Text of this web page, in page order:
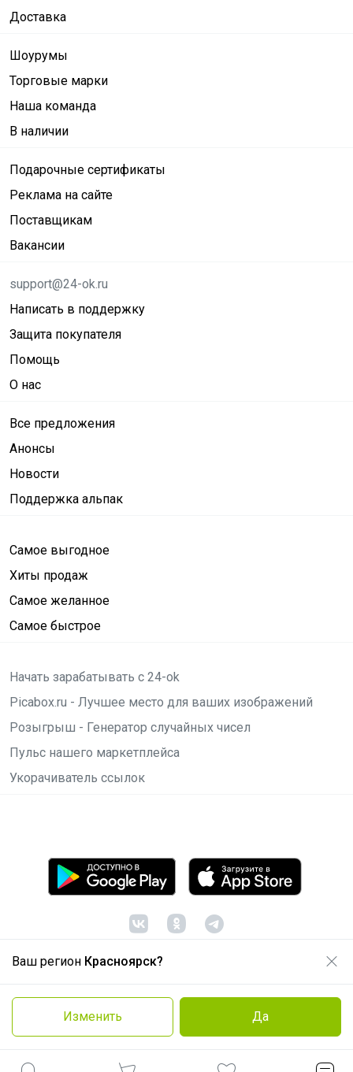
Ваш регион Красноярск?
Изменить Да
Доставка
Шоурумы
Торговые марки
Наша команда
В наличии
Подарочные сертификаты
Реклама на сайте
Поставщикам
Вакансии
support@24-ok.ru
Написать в поддержку
Защита покупателя
Помощь
О нас
Все предложения
Анонсы
Новости
Поддержка альпак
Самое выгодное
Хиты продаж
Самое желанное
Самое быстрое
Начать зарабатывать с 24-ok
Picabox.ru - Лучшее место для ваших изображений
Розыгрыш - Генератор случайных чисел
Пульс нашего маркетплейса
Укорачиватель ссылок
© ООО "Лявита", ОГРН 1122468054070, 2012 -2026
Политика конфиденциальности
Cоглашение пользователя